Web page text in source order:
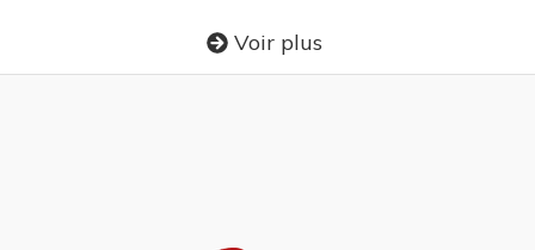
Voir plus